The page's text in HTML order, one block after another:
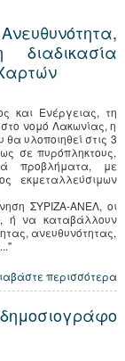
και Ενέργειας, τη
νομό Λακωνίας, η
υλοποιηθεί στις 3
σε πυρόπληκτους,
προβλήματα, με
εκμεταλλεύσιμων
ΣΥΡΙΖΑ-ΑΝΕΛ, οι
ή να καταβάλλουν
ανευθυνότητας,
περισσότερα